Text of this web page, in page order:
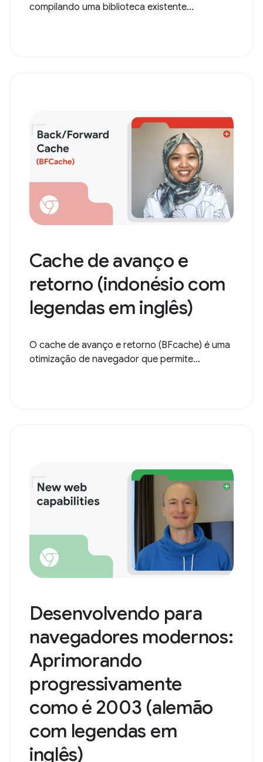
compilando uma biblioteca existente...
Cache de avanço e
retorno (indonésio com
legendas em inglês)
O cache de avanço e retorno (BFcache) é uma
otimização de navegador que permite...
Desenvolvendo para
navegadores modernos:
Aprimorando
progressivamente
como é 2003 (alemão
com legendas em
inglês)